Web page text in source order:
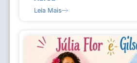
Leia Mais